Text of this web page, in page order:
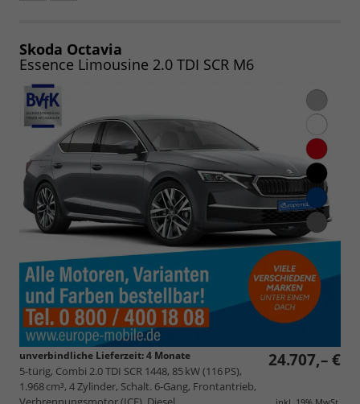
speichern/drucken
Skoda Octavia
Essence Limousine 2.0 TDI SCR M6
24.707,– €
unverbindliche Lieferzeit:4 Monate
5-türig, Combi 2.0 TDI SCR 1448, 85 kW (116 PS),
1.968 cm³, 4 Zylinder, Schalt. 6-Gang, Frontantrieb,